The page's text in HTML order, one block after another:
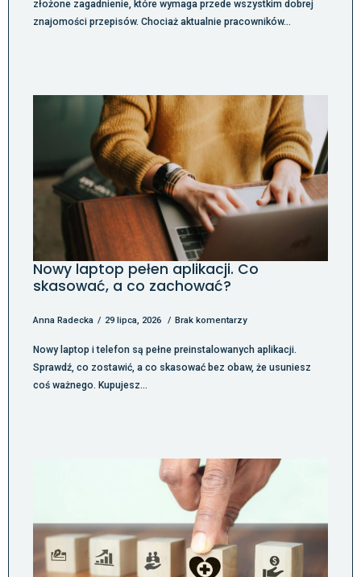
złożone zagadnienie, które wymaga przede wszystkim dobrej
znajomości przepisów. Chociaż aktualnie pracowników…
Nowy laptop pełen aplikacji. Co
skasować, a co zachować?
Anna Radecka 29 lipca, 2026 Brak komentarzy
Nowy laptop i telefon są pełne preinstalowanych aplikacji.
Sprawdź, co zostawić, a co skasować bez obaw, że usuniesz
coś ważnego. Kupujesz…